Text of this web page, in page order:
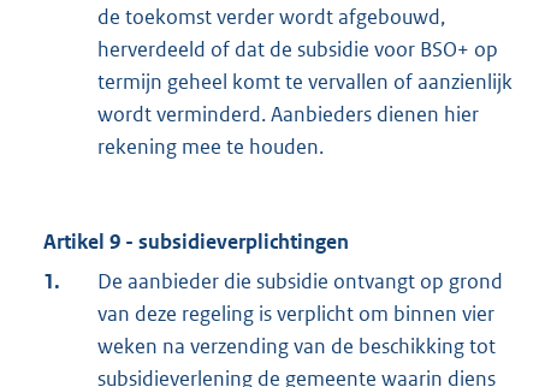
de toekomst verder wordt afgebouwd,
herverdeeld of dat de subsidie voor BSO+ op
termijn geheel komt te vervallen of aanzienlijk
wordt verminderd. Aanbieders dienen hier
rekening mee te houden.
Artikel 9 - subsidieverplichtingen
1.
De aanbieder die subsidie ontvangt op grond
van deze regeling is verplicht om binnen vier
weken na verzending van de beschikking tot
subsidieverlening de gemeente waarin diens